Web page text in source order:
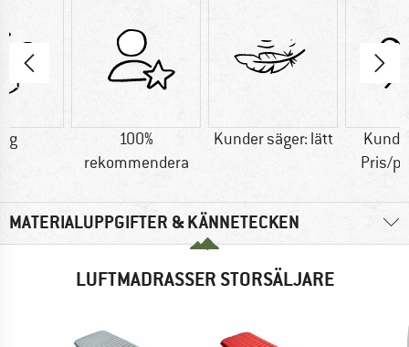
g
100%
rekommendera
Kunder säger: lätt
Pris/
MATERIALUPPGIFTER & KÄNNETECKEN
LUFTMADRASSER STORSÄLJARE